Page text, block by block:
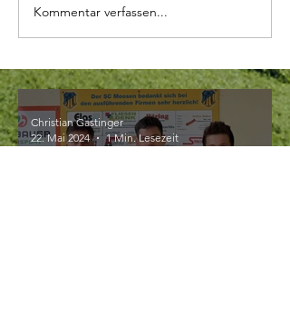
Kommentar verfassen...
Christian Gastinger
22. Mai 2024
1 Min. Lesezeit